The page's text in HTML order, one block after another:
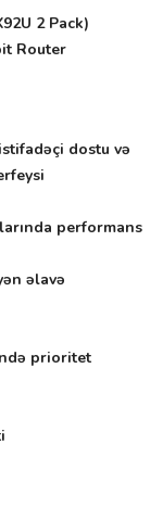
2 Pack)
Router
dostu və
performans
əlavə
prioritet